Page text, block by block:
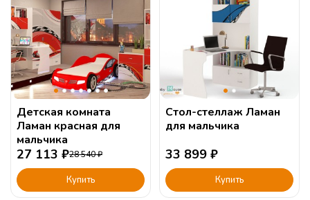
Детская комната
Ламан красная для
мальчика
27 113 ₽28 540₽
Купить
Стол-стеллаж Ламан
для мальчика
33 899 ₽
Купить